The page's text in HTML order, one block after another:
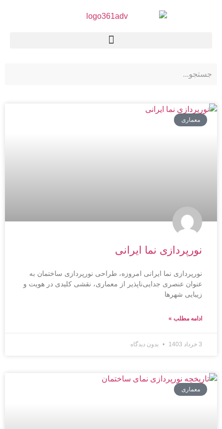
معماری
نورپردازی نما ایرانی
نورپردازی نما ایرانی امروزه، طراحی نورپردازی ساختمان به
عنوان عنصری جدایی‌ناپذیر از معماری، نقشی کلیدی در هویت و
زیبایی شهرها
ادامه مطلب »
3 خرداد 1403 بدون دیدگاه
معماری